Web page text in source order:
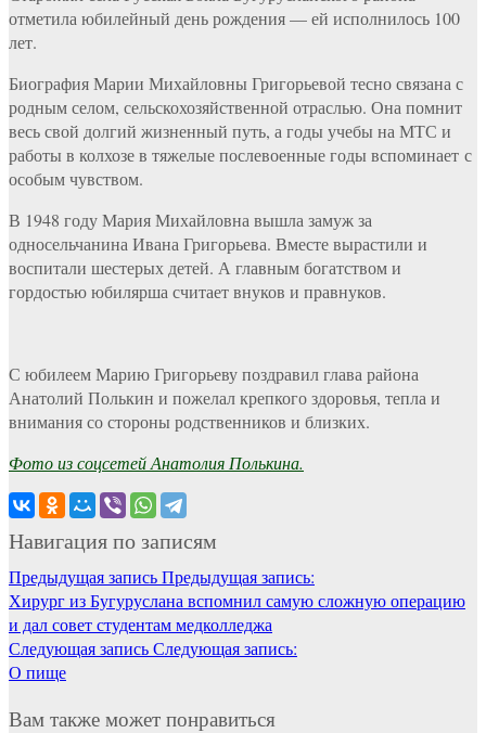
отметила юбилейный день рождения — ей исполнилось 100
лет.
Биография Марии Михайловны Григорьевой тесно связана с
родным селом, сельскохозяйственной отраслью. Она помнит
весь свой долгий жизненный путь, а годы учебы на МТС и
работы в колхозе в тяжелые послевоенные годы вспоминает с
особым чувством.
В 1948 году Мария Михайловна вышла замуж за
односельчанина Ивана Григорьева. Вместе вырастили и
воспитали шестерых детей. А главным богатством и
гордостью юбилярша считает внуков и правнуков.
С юбилеем Марию Григорьеву поздравил глава района
Анатолий Полькин и пожелал крепкого здоровья, тепла и
внимания со стороны родственников и близких.
Фото из соцсетей Анатолия Полькина.
Навигация по записям
Предыдущая записьПредыдущая запись:
Хирург из Бугуруслана вспомнил самую сложную операцию
и дал совет студентам медколледжа
Следующая записьСледующая запись:
О пище
Вам также может понравиться